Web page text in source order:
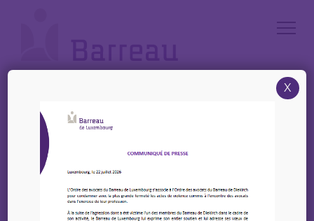
Accueil Le métier d’avocat
Le rôle de l’avocat – Conseil dans une médiation
X